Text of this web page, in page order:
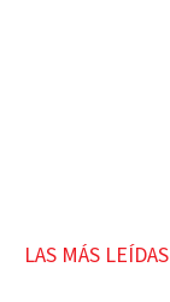
LAS MÁS LEÍDAS